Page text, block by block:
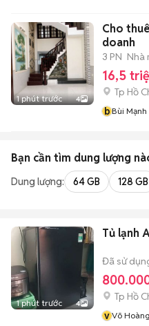
1 phút trước 4
Cho
doanh
3 PN Nhà
16,5
Tp Hồ
bBùi Mạnh
Bạn cần tìm dung lượng
Dung lượng: 64 GB 128 GB
1 phút trước 4
Tủ lạnh
Đã sử
Tp Hồ
v Võ